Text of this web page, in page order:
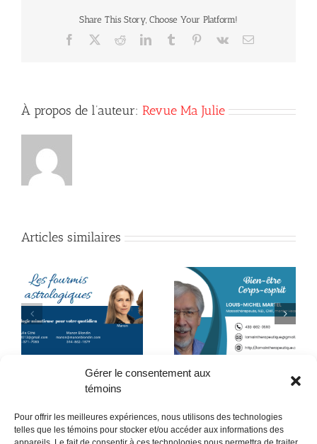
Gérer le consentement aux
témoins
Pour offrir les meilleures expériences, nous utilisons des technologies
telles que les témoins pour stocker et/ou accéder aux informations des
Share This Story, Choose Your Platform!
Facebook RedditLinkedInTumblr Pinterest
Vk Courriel
À propos de l’auteur: Revue Ma Julie
Articles similaires
La peau, outil de
croissance
Ne rien faire quelques
minutes par jour ?